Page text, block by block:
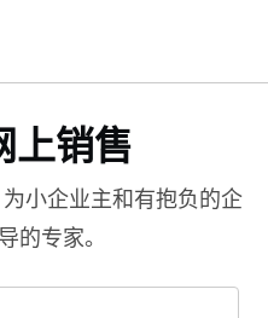
上销售
为小企业主和有抱负的企
的专家。